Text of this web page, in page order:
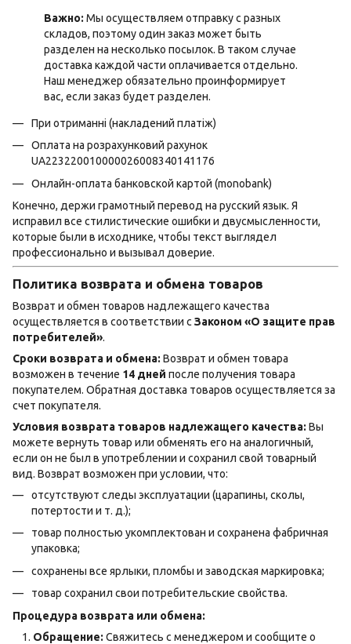
Важно: Мы осуществляем отправку с разных
складов, поэтому один заказ может быть
разделен на несколько посылок. В таком случае
доставка каждой части оплачивается отдельно.
Наш менеджер обязательно проинформирует
вас, если заказ будет разделен.
При отриманні (накладений платіж)
Оплата на розрахунковий рахунок
UA223220010000026008340141176
Онлайн-оплата банковской картой (monobank)
Конечно, держи грамотный перевод на русский язык. Я
исправил все стилистические ошибки и двусмысленности,
которые были в исходнике, чтобы текст выглядел
профессионально и вызывал доверие.
Политика возврата и обмена товаров
Возврат и обмен товаров надлежащего качества
осуществляется в соответствии с Законом «О защите прав
потребителей».
Сроки возврата и обмена: Возврат и обмен товара
возможен в течение 14 дней после получения товара
покупателем. Обратная доставка товаров осуществляется за
счет покупателя.
Условия возврата товаров надлежащего качества: Вы
можете вернуть товар или обменять его на аналогичный,
если он не был в употреблении и сохранил свой товарный
вид. Возврат возможен при условии, что:
отсутствуют следы эксплуатации (царапины, сколы,
потертости и т. д.);
товар полностью укомплектован и сохранена фабричная
упаковка;
сохранены все ярлыки, пломбы и заводская маркировка;
товар сохранил свои потребительские свойства.
Процедура возврата или обмена:
Обращение: Свяжитесь с менеджером и сообщите о